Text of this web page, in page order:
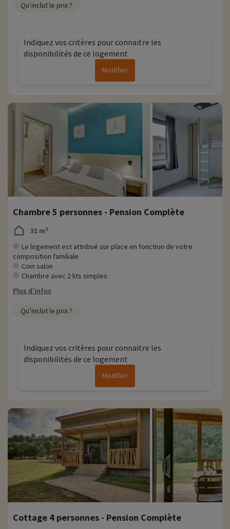
Qu’inclut le prix ?
Indiquez vos critères pour connaitre les
disponibilités de ce logement
Modifier
Chambre 5 personnes - Pension Complète
31 m²
Le logement est attribué sur place en fonction de votre
composition familiale
Coin salon
Chambre avec 2 lits simples
Plus d'infos
Qu’inclut le prix ?
Indiquez vos critères pour connaitre les
disponibilités de ce logement
Modifier
Cottage 4 personnes - Pension Complète